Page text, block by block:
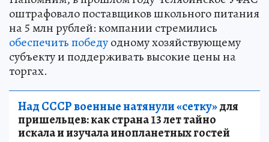
оштрафовало поставщиков школьного питания
на 5 млн рублей: компании стремились
обеспечить победуодному хозяйствующему
субъекту и поддерживать высокие цены на
торгах.
Над СССР военные натянули «сетку»для
пришельцев: как страна 13 лет тайно
искала и изучала инопланетных гостей